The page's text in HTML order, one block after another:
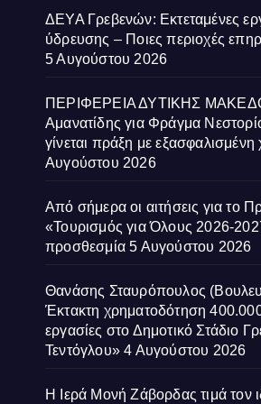
ΔΕΥΑ Γρεβενών: Εκτεταμένες
ύδρευσης – Ποιες περιοχές
5 Αυγούστου 2026
ΠΕΡΙΦΕΡΕΙΑ ΔΥΤΙΚΗΣ
Αμανατίδης για Φράγμα
γίνεται πράξη με
Αυγούστου 2026
Από σήμερα οι αιτήσεις για το
«Τουρισμός για Όλους 2026-
προσθεσμία 5 Αυγούστου 2026
Θανάσης Σταυρόπουλος
Έκτακτη χρηματοδότηση
εργασίες στο Δημοτικό Στάδιο
Τεντόγλου» 4 Αυγούστου 2026
Η Ιερά Μονή Ζάβορδας τιμά τον